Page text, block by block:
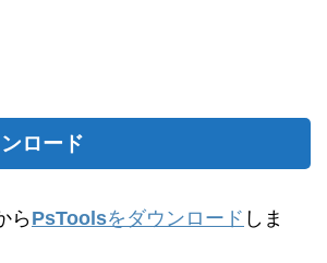
ロード
らPsToolsをダウンロード しま